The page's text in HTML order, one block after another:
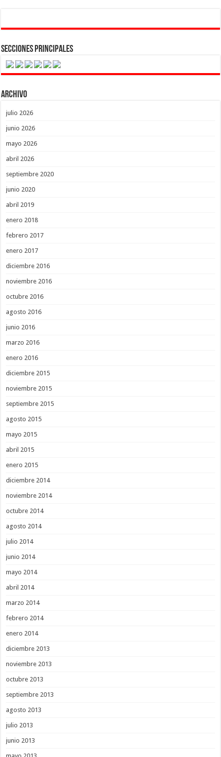
Secciones Principales
Archivo
julio 2026
junio 2026
mayo 2026
abril 2026
septiembre 2020
junio 2020
abril 2019
enero 2018
febrero 2017
enero 2017
diciembre 2016
noviembre 2016
octubre 2016
agosto 2016
junio 2016
marzo 2016
enero 2016
diciembre 2015
noviembre 2015
septiembre 2015
agosto 2015
mayo 2015
abril 2015
enero 2015
diciembre 2014
noviembre 2014
octubre 2014
agosto 2014
julio 2014
junio 2014
mayo 2014
abril 2014
marzo 2014
febrero 2014
enero 2014
diciembre 2013
noviembre 2013
octubre 2013
septiembre 2013
agosto 2013
julio 2013
junio 2013